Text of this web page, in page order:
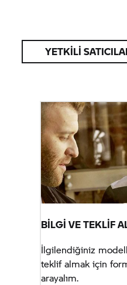
YETKILI
BİLGİ VE TEKLİF
İlgilendiğiniz
teklif almak için
arayalım.